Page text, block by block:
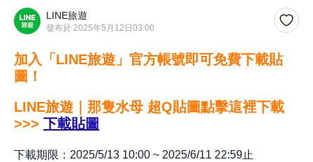
LINE旅遊
發布於 2025年5月12日03:00
加入「LINE旅遊」官方帳號即可免費下載貼
圖！
LINE旅遊｜那隻水母 超Q貼圖點擊這裡下載
>>> 下載貼圖
下載期限：2025/5/13 10:00 ~ 2025/6/11 22:59止